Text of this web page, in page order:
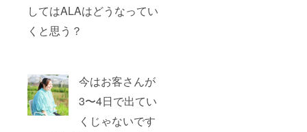
してはALAはどうなってい
くと思う？
今はお客さんが
3〜4日で出てい
くじゃないです